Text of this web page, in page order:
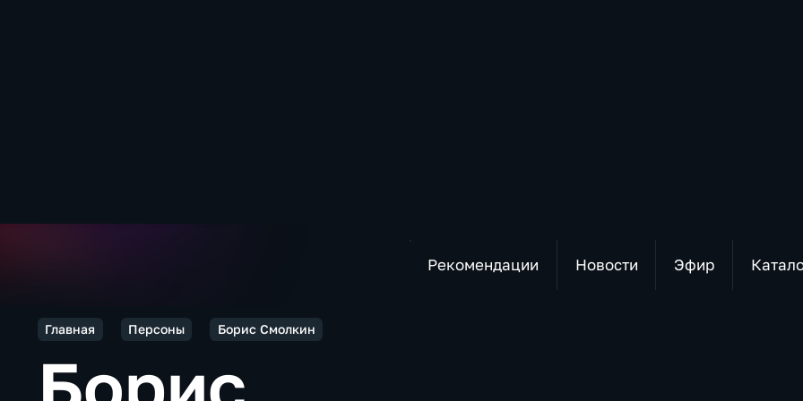
Рекомендации Новости Эфир
Главная Персоны Борис Смолкин